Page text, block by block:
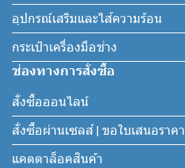
อุปกรณ์เสริมและไส้ความร้อน
กระเป๋าเครื่องมือช่าง
ช่องทางการสั่งซื้อ
สั่งซื้อออนไลน์
สั่งซื้อผ่านเซลส์ | ขอใบเสนอราคา
แคตตาล็อคสินค้า